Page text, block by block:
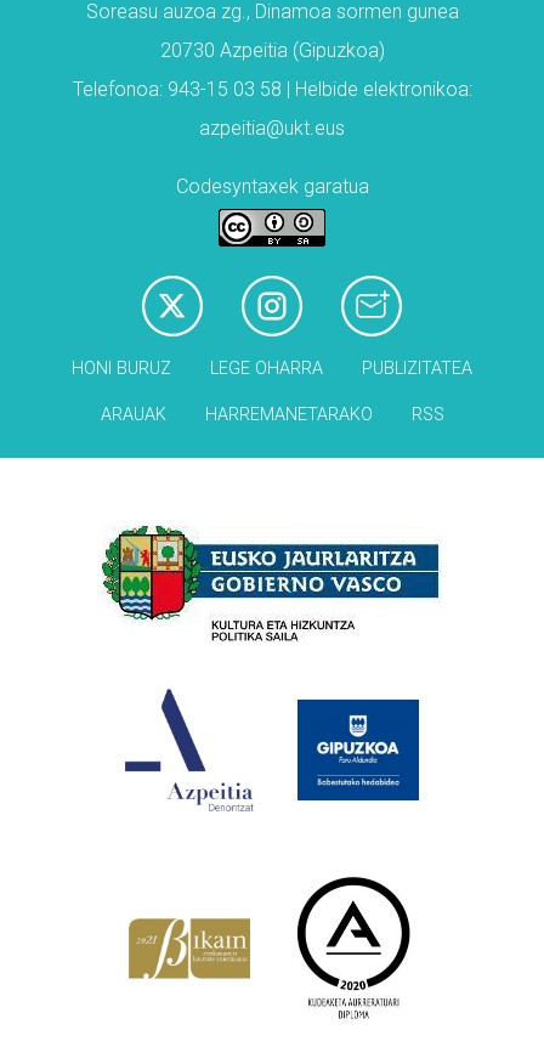
Soreasu auzoa zg., Dinamoa sormen gunea
20730 Azpeitia (Gipuzkoa)
Telefonoa: 943-15 03 58 | Helbide elektronikoa:
azpeitia@ukt.eus
Codesyntaxek garatua
HONI BURUZ LEGE OHARRA PUBLIZITATEA
ARAUAK HARREMANETARAKO RSS